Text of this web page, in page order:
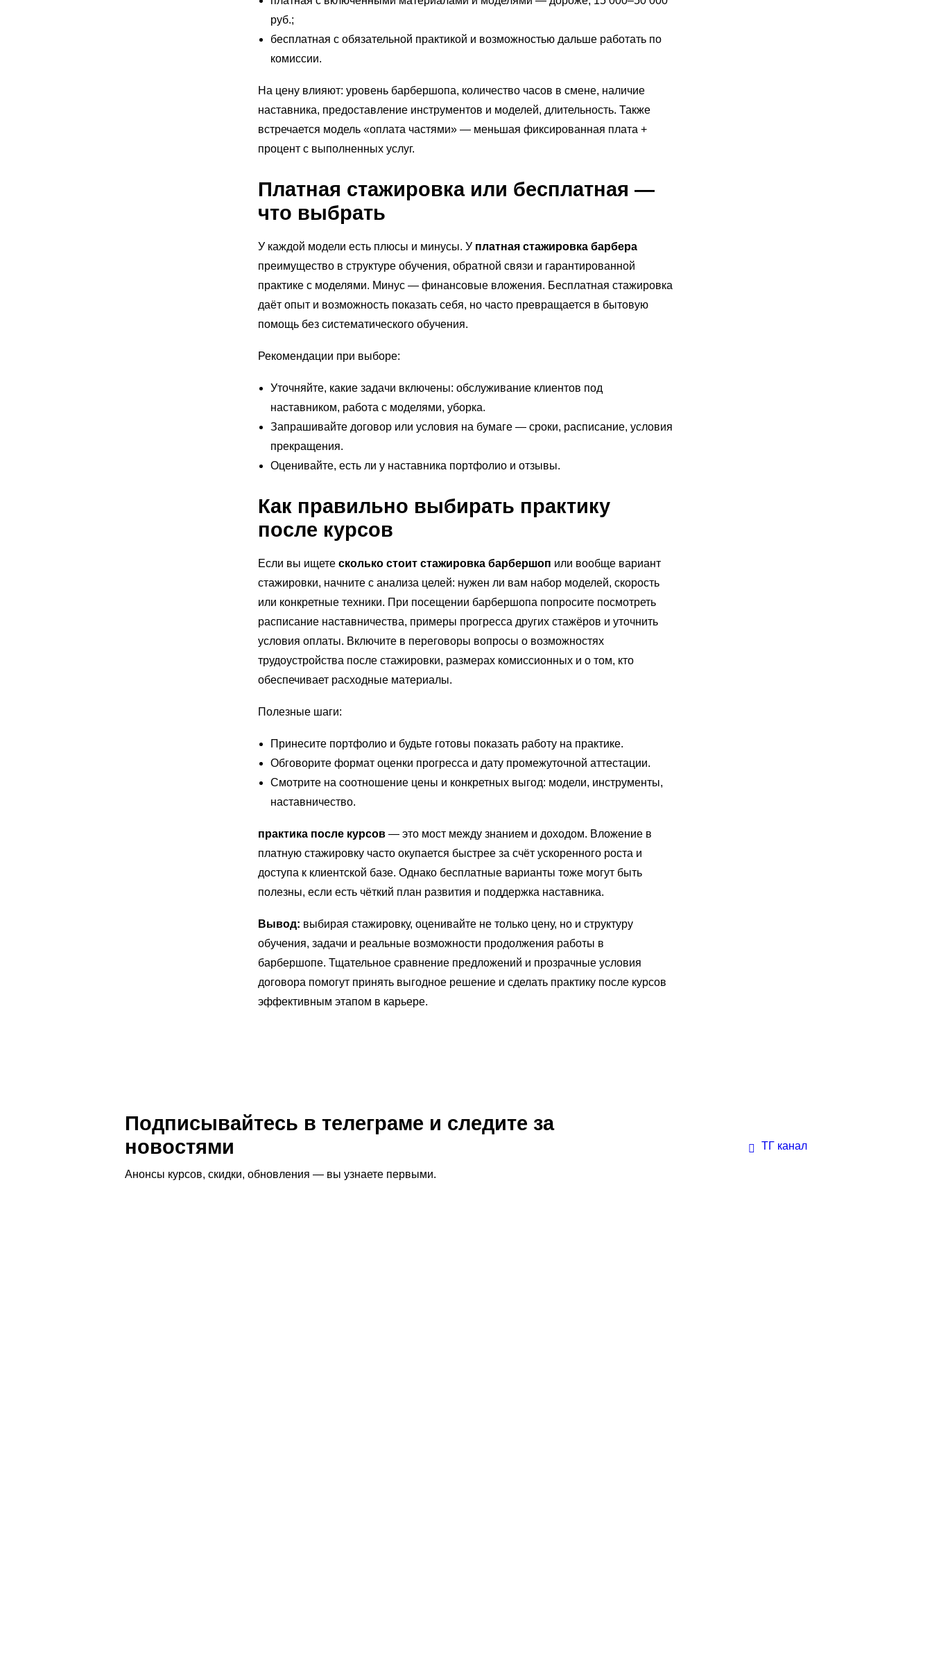
руб.;
бесплатная с обязательной практикой и возможностью дальше работать по
комиссии.
На цену влияют: уровень барбершопа, количество часов в смене, наличие
наставника, предоставление инструментов и моделей, длительность. Также
встречается модель «оплата частями» — меньшая фиксированная плата +
процент с выполненных услуг.
Платная стажировка или бесплатная —
что выбрать
У каждой модели есть плюсы и минусы. У платная стажировка барбера
преимущество в структуре обучения, обратной связи и гарантированной
практике с моделями. Минус — финансовые вложения. Бесплатная стажировка
даёт опыт и возможность показать себя, но часто превращается в бытовую
помощь без систематического обучения.
Рекомендации при выборе:
Уточняйте, какие задачи включены: обслуживание клиентов под
наставником, работа с моделями, уборка.
Запрашивайте договор или условия на бумаге — сроки, расписание, условия
прекращения.
Оценивайте, есть ли у наставника портфолио и отзывы.
Как правильно выбирать практику
после курсов
Если вы ищете сколько стоит стажировка барбершоп или вообще вариант
стажировки, начните с анализа целей: нужен ли вам набор моделей, скорость
или конкретные техники. При посещении барбершопа попросите посмотреть
расписание наставничества, примеры прогресса других стажёров и уточнить
условия оплаты. Включите в переговоры вопросы о возможностях
трудоустройства после стажировки, размерах комиссионных и о том, кто
обеспечивает расходные материалы.
Полезные шаги:
Принесите портфолио и будьте готовы показать работу на практике.
Обговорите формат оценки прогресса и дату промежуточной аттестации.
Смотрите на соотношение цены и конкретных выгод: модели, инструменты,
наставничество.
практика после курсов — это мост между знанием и доходом. Вложение в
платную стажировку часто окупается быстрее за счёт ускоренного роста и
доступа к клиентской базе. Однако бесплатные варианты тоже могут быть
полезны, если есть чёткий план развития и поддержка наставника.
Вывод: выбирая стажировку, оценивайте не только цену, но и структуру
обучения, задачи и реальные возможности продолжения работы в
барбершопе. Тщательное сравнение предложений и прозрачные условия
договора помогут принять выгодное решение и сделать практику после курсов
эффективным этапом в карьере.
Подписывайтесь в телеграме и следите за
новостями
Анонсы курсов, скидки, обновления — вы узнаете первыми.
ТГ канал